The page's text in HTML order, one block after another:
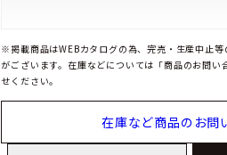
※掲載商品はWEBカタログの為、完売・生産中止
がございます。在庫などについては「商品のお問い
せください。
在庫など商品のお問